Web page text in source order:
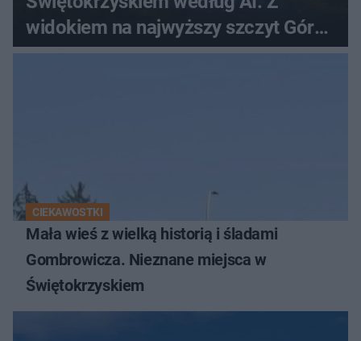
widokiem na najwyższy szczyt Gór
Świętokrzyskich
CIEKAWOSTKI
Mała wieś z wielką historią i śladami
Gombrowicza. Nieznane miejsca w
Świętokrzyskiem